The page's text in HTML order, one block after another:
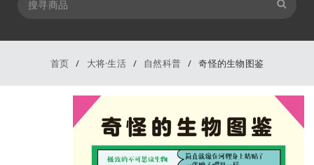
首页 / 大将·生活 / 自然科普 / 奇怪的生物图鉴